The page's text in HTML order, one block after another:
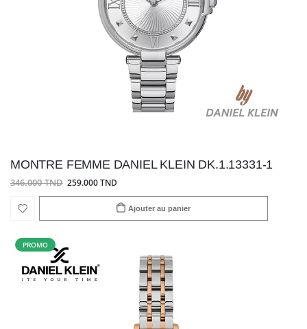
MONTRE FEMME DANIEL KLEIN DK.1.13331-1
346.000 TND 259.000 TND
Ajouter au panier
PROMO